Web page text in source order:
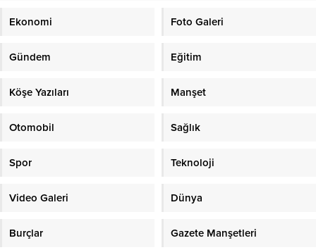
Ekonomi Foto Galeri
Gündem Eğitim
Köşe Yazıları Manşet
Otomobil Sağlık
Spor Teknoloji
Video Galeri Dünya
Burçlar Gazete Manşetleri